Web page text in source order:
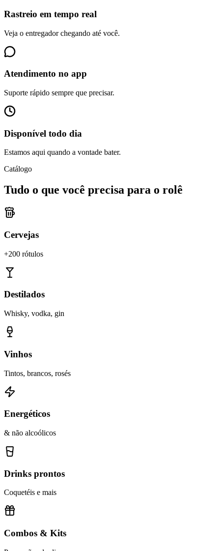
Rastreio em tempo real
Veja o entregador chegando até você.
Atendimento no app
Suporte rápido sempre que precisar.
Disponível todo dia
Estamos aqui quando a vontade bater.
Catálogo
Tudo o que você precisa para o rolê
Cervejas
+200 rótulos
Destilados
Whisky, vodka, gin
Vinhos
Tintos, brancos, rosés
Energéticos
& não alcoólicos
Drinks prontos
Coquetéis e mais
Combos & Kits